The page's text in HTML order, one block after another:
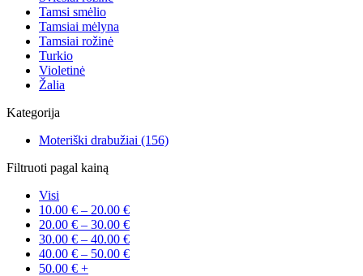
Tamsi smėlio
Tamsiai mėlyna
Tamsiai rožinė
Turkio
Violetinė
Žalia
Kategorija
Moteriški drabužiai (156)
Filtruoti pagal kainą
Visi
10.00 € – 20.00 €
20.00 € – 30.00 €
30.00 € – 40.00 €
40.00 € – 50.00 €
50.00 € +